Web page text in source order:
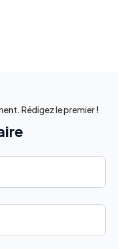
Rédigez le premier !